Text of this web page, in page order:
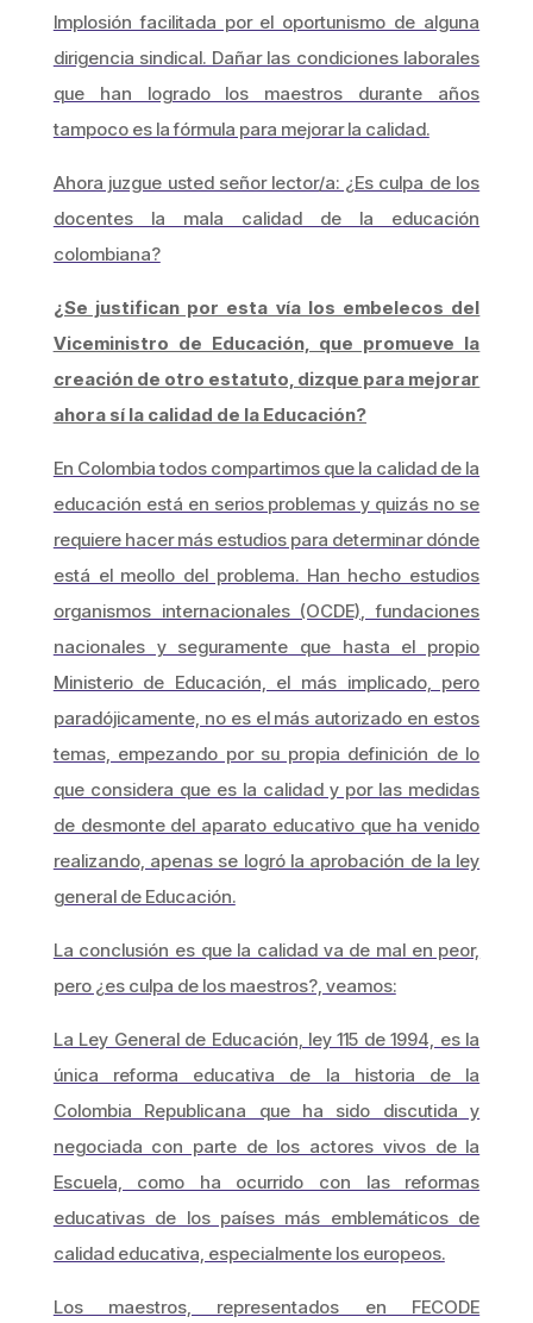
Implosión facilitada por el oportunismo de alguna
dirigencia sindical. Dañar las condiciones laborales
que han logrado los maestros durante años
tampoco es la fórmula para mejorar la calidad.
Ahora juzgue usted señor lector/a: ¿Es culpa de los
docentes la mala calidad de la educación
colombiana?
¿Se justifican por esta vía los embelecos del
Viceministro de Educación, que promueve la
creación de otro estatuto, dizque para mejorar
ahora sí la calidad de la Educación?
En Colombia todos compartimos que la calidad de la
educación está en serios problemas y quizás no se
requiere hacer más estudios para determinar dónde
está el meollo del problema. Han hecho estudios
organismos internacionales (OCDE), fundaciones
nacionales y seguramente que hasta el propio
Ministerio de Educación, el más implicado, pero
paradójicamente, no es el más autorizado en estos
temas, empezando por su propia definición de lo
que considera que es la calidad y por las medidas
de desmonte del aparato educativo que ha venido
realizando, apenas se logró la aprobación de la ley
general de Educación.
La conclusión es que la calidad va de mal en peor,
pero ¿es culpa de los maestros?, veamos:
La Ley General de Educación, ley 115 de 1994, es la
única reforma educativa de la historia de la
Colombia Republicana que ha sido discutida y
negociada con parte de los actores vivos de la
Escuela, como ha ocurrido con las reformas
educativas de los países más emblemáticos de
calidad educativa, especialmente los europeos.
Los maestros, representados en FECODE